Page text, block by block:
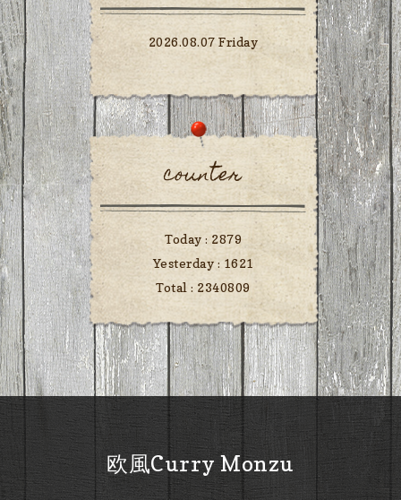
2026.08.07 Friday
counter
Today : 2879
Yesterday : 1621
Total : 2340809
欧風Curry Monzu